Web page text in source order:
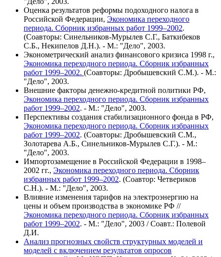
Оценка результатов реформы подоходного налога в
Российской Федерации, Экономика переходного
периода. Сборник избранных работ 1999–2002.
(Соавторы: Синельников-Мурылев С.Г., Баткибеков
С.Б., Некипелов Д.Н.). - М.: "Дело", 2003.
Эконометрический анализ финансового кризиса 1998 г.,
Экономика переходного периода. Сборник избранных
работ 1999–2002. (Соавторы: Дробышевский С.М.). - М.:
"Дело", 2003.
Внешние факторы денежно-кредитной политики РФ,
Экономика переходного периода. Сборник избранных
работ 1999–2002. - М.: "Дело", 2003.
Перспективы создания стабилизационного фонда в РФ,
Экономика переходного периода. Сборник избранных
работ 1999–2002. (Соавторы: Дробышевский С.М.,
Золотарева А.Б., Синельников-Мурылев С.Г.). - М.:
"Дело", 2003.
Импортозамещение в Российской Федерации в 1998–
2002 гг., Экономика переходного периода. Сборник
избранных работ 1999–2002. (Соавтор: Четвериков
С.Н.). - М.: "Дело", 2003.
Влияние изменения тарифов на электроэнергию на
цены и объем производства в экономике РФ //
Экономика переходного периода. Сборник избранных
работ 1999–2002. - М.: "Дело", 2003 / Соавт.: Полевой
Д.И.
Анализ прогнозных свойств структурных моделей и
моделей с включением результатов опросов